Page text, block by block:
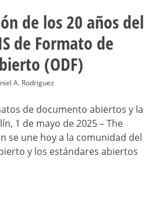
de los 20 años del
de Formato de
(ODF)
A. Rodriguez
de documento abiertos y la
1 de mayo de 2025 – The
se une hoy a la comunidad del
y los estándares abiertos